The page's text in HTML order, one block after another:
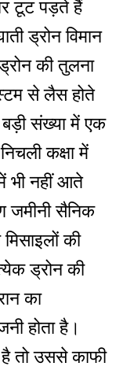
टूट पड़ते हैं
ड्रोन विमान
की तुलना
से लैस होते
बड़ी संख्‍या में एक
कक्षा में
भी नहीं आते
जमीनी सैनिक
की
ड्रोन की
का
होता है।
तो उससे काफी